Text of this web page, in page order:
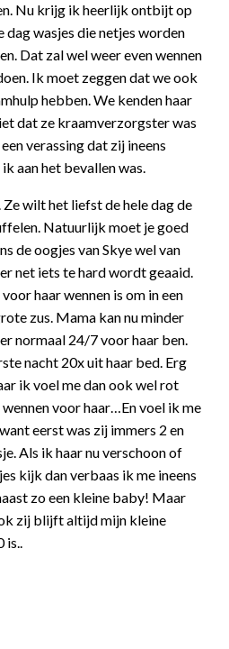
Nu krijg ik heerlijk ontbijt op
dag wasjes die netjes worden
Dat zal wel weer even wennen
Ik moet zeggen dat we ook
hebben. We kenden haar
dat ze kraamverzorgster was
verassing dat zij ineens
aan het bevallen was.
Ze wilt het liefst de hele dag de
Natuurlijk moet je goed
de oogjes van Skye wel van
net iets te hard wordt geaaid.
haar wennen is om in een
zus. Mama kan nu minder
normaal 24/7 voor haar ben.
nacht 20x uit haar bed. Erg
ik voel me dan ook wel rot
voor haar…En voel ik me
eerst was zij immers 2 en
Als ik haar nu verschoon of
kijk dan verbaas ik me ineens
zo een kleine baby! Maar
zij blijft altijd mijn kleine
is..